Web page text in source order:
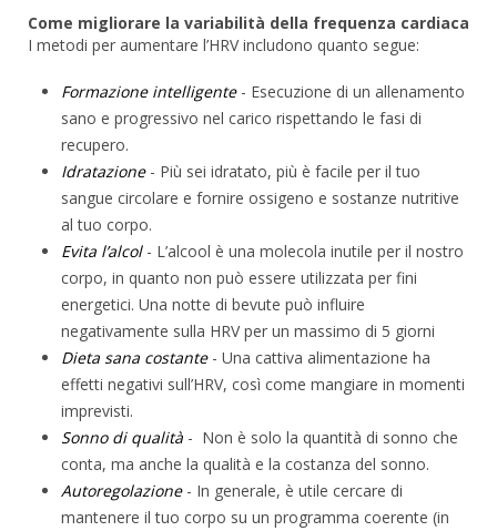
Come migliorare la variabilità della frequenza cardiaca
I metodi per aumentare l’HRV includono quanto segue:
Formazione intelligente- Esecuzione di un allenamento
sano e progressivo nel carico rispettando le fasi di
recupero.
Idratazione- Più sei idratato, più è facile per il tuo
sangue circolare e fornire ossigeno e sostanze nutritive
al tuo corpo.
Evita l’alcol- L’alcool è una molecola inutile per il nostro
corpo, in quanto non può essere utilizzata per fini
energetici. Una notte di bevute può influire
negativamente sulla HRV per un massimo di 5 giorni
Dieta sana costante- Una cattiva alimentazione ha
effetti negativi sull’HRV, così come mangiare in momenti
imprevisti.
Sonno di qualità - Non è solo la quantità di sonno che
conta, ma anche la qualità e la costanza del sonno.
Autoregolazione- In generale, è utile cercare di
mantenere il tuo corpo su un programma coerente (in